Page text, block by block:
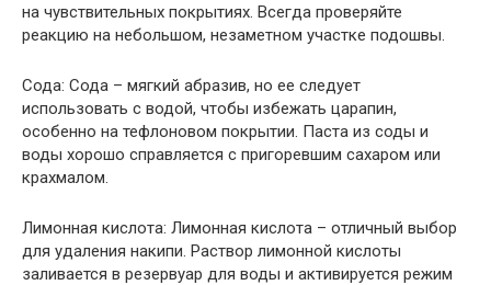
на чувствительных покрытиях. Всегда проверяйте
реакцию на небольшом, незаметном участке подошвы.
Сода: Сода – мягкий абразив, но ее следует
использовать с водой, чтобы избежать царапин,
особенно на тефлоновом покрытии. Паста из соды и
воды хорошо справляется с пригоревшим сахаром или
крахмалом.
Лимонная кислота: Лимонная кислота – отличный выбор
для удаления накипи. Раствор лимонной кислоты
заливается в резервуар для воды и активируется режим